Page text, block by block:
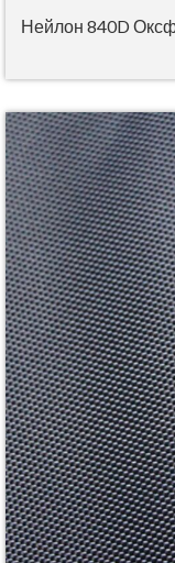
Нейлон 840D